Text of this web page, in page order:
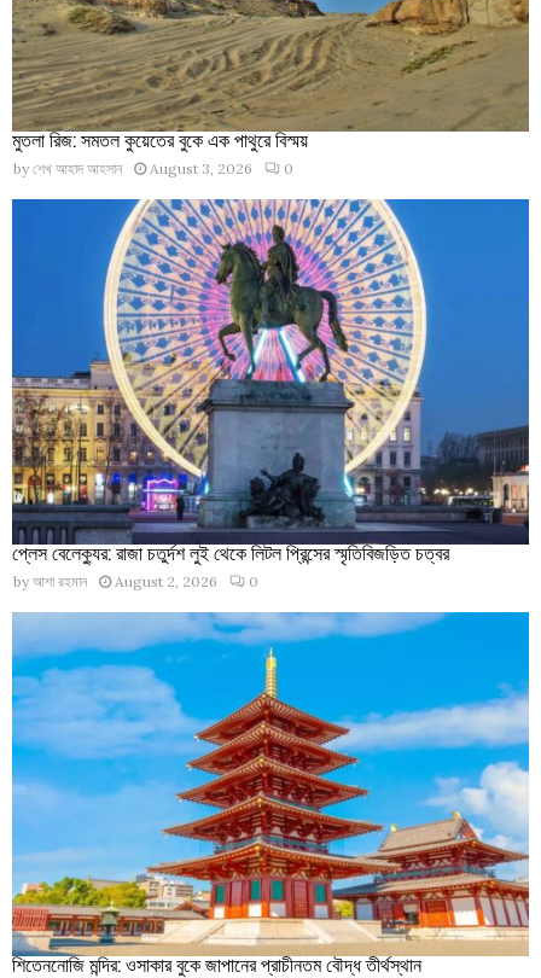
মুতলা রিজ: সমতল কুয়েতের বুকে এক পাথুরে বিস্ময়
by শেখ আহাদ আহসান August 3, 2026 0
প্লেস বেলেক্যুর: রাজা চতুর্দশ লুই থেকে লিটল প্রিন্সের স্মৃতিবিজড়িত চত্বর
by আশা রহমান August 2, 2026 0
শিতেননোজি মন্দির: ওসাকার বুকে জাপানের প্রাচীনতম বৌদ্ধ তীর্থস্থান